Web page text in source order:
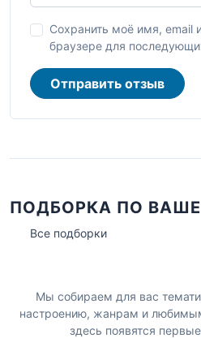
Сохранить моё имя, email
браузере для
Отправить отзыв
ПОДБОРКА ПО
Все подборки
Мы собираем для вас
настроению, жанрам и
здесь появятся